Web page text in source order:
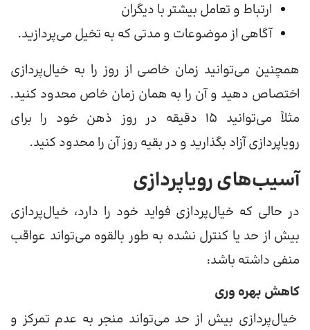
ارتباط و تعامل بیشتر با دیگران
آگاهی از موضوعات و مدتی که به تخیل می‌پردازید.
همچنین می‌توانید زمان خاصی از روز را به خیال‌پردازی
اختصاص دهید و آن را به همان زمان خاص محدود کنید.
مثلاً می‌توانید 15 دقیقه در روز ذهن خود را برای
رویاپردازی آزاد بگذارید و در بقیه روز آن را محدود کنید.
آسیب‌های رویاپردازی
در حالی که خیال‌پردازی فواید خود را دارد، خیال‌پردازی
بیش از حد یا کنترل نشده به طور بالقوه می‌تواند عواقب
منفی داشته باشد:
کاهش بهره وری
خیال‌پردازی بیش از حد می‌تواند منجر به عدم تمرکز و